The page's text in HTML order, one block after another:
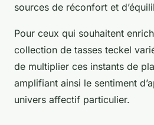
sources de réconfort et
Pour ceux qui souhaitent
collection de tasses teckel
de multiplier ces instants de
amplifiant ainsi le sentiment
univers affectif particulier.